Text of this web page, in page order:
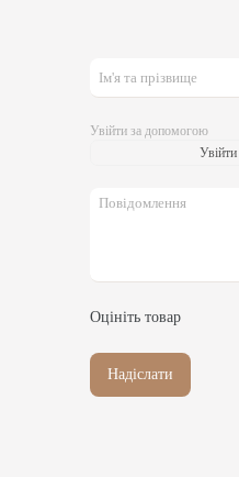
Увійти за допомогою
Оцініть товар
Надіслати